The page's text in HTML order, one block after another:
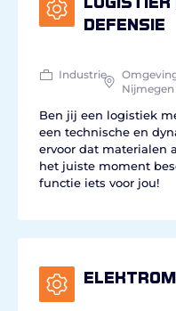
defensie
Industrie
Nijmegen
Ben jij een logistiek
een technische en
ervoor dat materialen
het juiste moment
functie iets voor jou!